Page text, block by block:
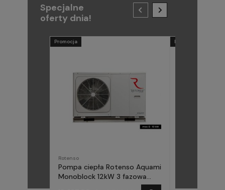
Specjalne
oferty dnia!
Rotenso
Pompa ciepła Rotenso Aquami
Monoblock 12kW 3 fazowa
Promocja Promocja